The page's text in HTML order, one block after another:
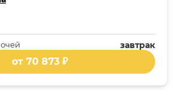
завтрак
от 70 873 ₽